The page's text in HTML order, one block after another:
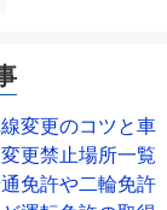
変更のコツと車
更禁止場所一覧
免許や二輪免許